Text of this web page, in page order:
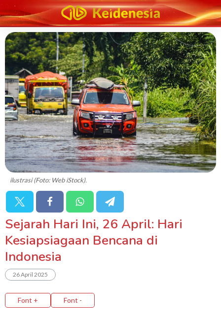
ilustrasi (Foto: Web iStock).
Sejarah Hari Ini, 26 April: Hari
Kesiapsiagaan Bencana di
Indonesia
26 April 2025
Font + Font -